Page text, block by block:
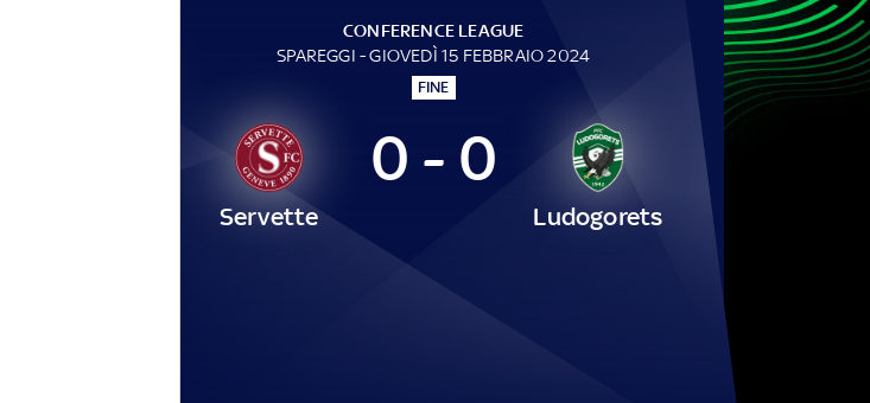
CONFERENCE LEAGUE
SPAREGGI - GIOVEDÌ 15 FEBBRAIO 2024
FINE
Servette
0 - 0
Ludogorets